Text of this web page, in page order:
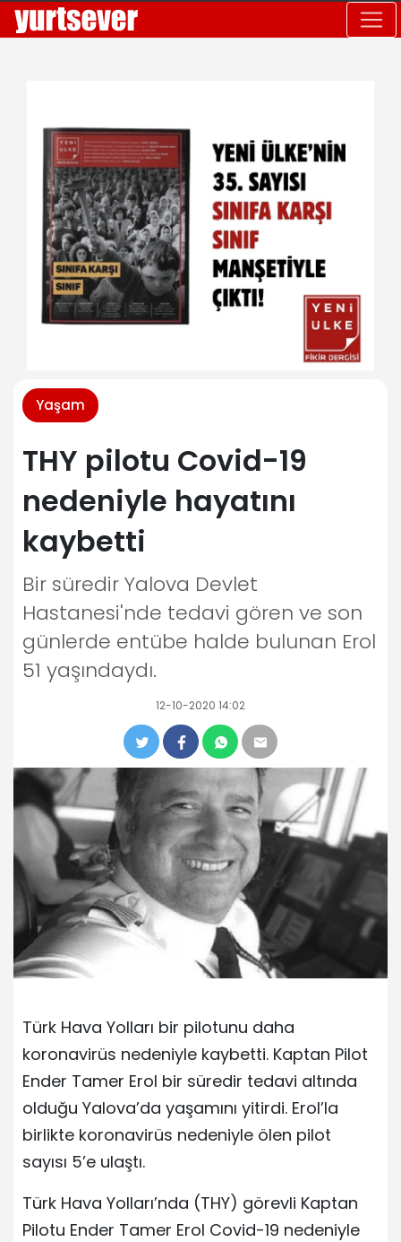
Yaşam
THY pilotu Covid-19
nedeniyle hayatını
kaybetti
Bir süredir Yalova Devlet
Hastanesi'nde tedavi gören ve son
günlerde entübe halde bulunan Erol
51 yaşındaydı.
12-10-2020 14:02
Türk Hava Yolları bir pilotunu daha
koronavirüs nedeniyle kaybetti. Kaptan Pilot
Ender Tamer Erol bir süredir tedavi altında
olduğu Yalova’da yaşamını yitirdi. Erol’la
birlikte koronavirüs nedeniyle ölen pilot
sayısı 5’e ulaştı.
Türk Hava Yolları’nda (THY) görevli Kaptan
Pilotu Ender Tamer Erol Covid-19 nedeniyle